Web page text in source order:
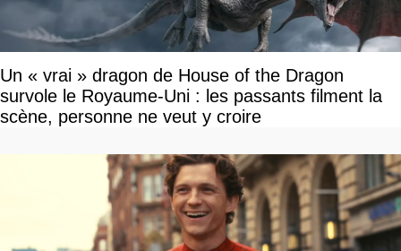
Un « vrai » dragon de House of the Dragon
survole le Royaume-Uni : les passants filment la
scène, personne ne veut y croire